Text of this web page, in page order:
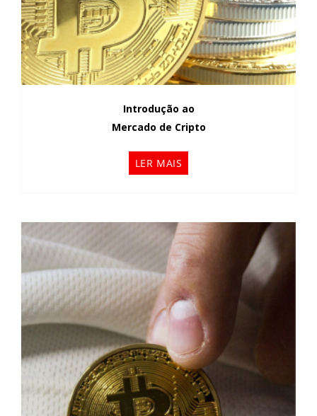
Introdução ao
Mercado de Cripto
LER MAIS